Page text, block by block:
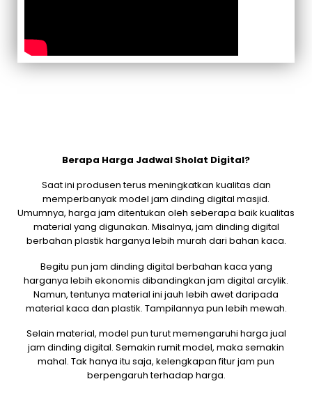
Berapa Harga Jadwal Sholat Digital?
Saat ini produsen terus meningkatkan kualitas dan
memperbanyak model jam dinding digital masjid.
Umumnya, harga jam ditentukan oleh seberapa baik kualitas
material yang digunakan. Misalnya, jam dinding digital
berbahan plastik harganya lebih murah dari bahan kaca.
Begitu pun jam dinding digital berbahan kaca yang
harganya lebih ekonomis dibandingkan jam digital arcylik.
Namun, tentunya material ini jauh lebih awet daripada
material kaca dan plastik. Tampilannya pun lebih mewah.
Selain material, model pun turut memengaruhi harga jual
jam dinding digital. Semakin rumit model, maka semakin
mahal. Tak hanya itu saja, kelengkapan fitur jam pun
berpengaruh terhadap harga.